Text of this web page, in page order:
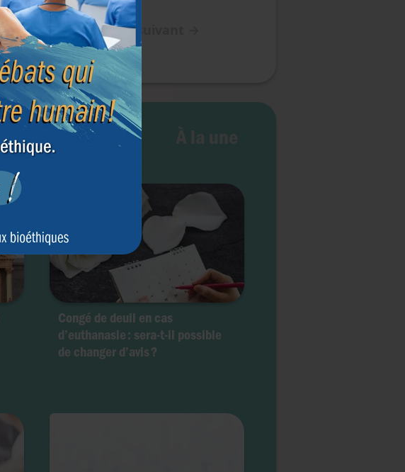
Article suivant
Fin de vie
Congé de deuil en cas
d’euthanasie : sera-t-il possible
de changer d’avis ?